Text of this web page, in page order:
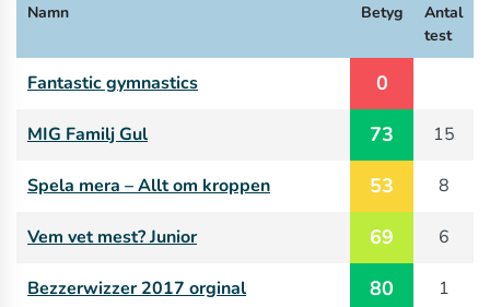
Namn Betyg
Antal
test
Fantastic gymnastics 0
MIG Familj Gul 73 15
Spela mera – Allt om kroppen 53 8
Vem vet mest? Junior 69 6
Bezzerwizzer 2017 orginal 80 1